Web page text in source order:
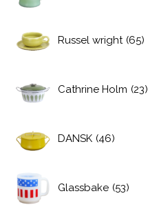
Russel wright (65)
Cathrine Holm (23)
DANSK (46)
Glassbake (53)